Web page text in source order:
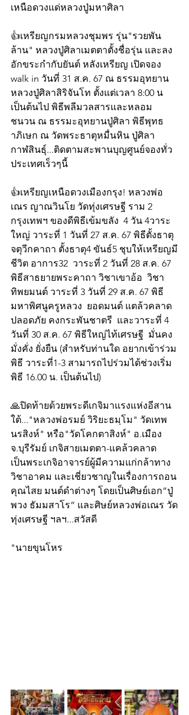
เหนือดวงแด่หลวงปู่มหาศิลา
👍เหรียญกรมหลวงชุมพร รุ่น"รวยพัน
ล้าน" หลวงปู่ศิลาเมตตาตั้งชื่อรุ่น และลง
อักขระกำกับยันต์ หลังเหรียญ เปิดจอง
walk in วันที่ 31 ส.ค. 67 ณ ธรรมอุทยาน
หลวงปู่ศิลาสิริจันโท ตั้งแต่เวลา 8:00 น
เป็นต้นไป พิธีพลีมวลสารและหลอม
ชนวน ณ ธรรมะอุทยานปู่ศิลา พิธีพุทธ
าภิเษก ณ วัดพระธาตุหมื่นหิน ปู่ศิลา
กาฬสินธุ์...ติดตามสะพานบุญศูนย์จองทั่ว
ประเทศเร็วๆนี้
👍เหรียญเหนือดวงเมืองกรุง! หลวงพ่อ
เณร ญาณวินโย วัดทุ่งเศรษฐี ราม 2
กรุงเทพฯ ของดีพิธีเข้มขลัง  4 วัน 4วาระ
ใหญ่ วาระที่ 1 วันที่ 27 ส.ค. 67 พิธีตั้งธาตุ
จตุวีกคาถา ตั้งธาตุ4 ขันธ์5 ชุบให้เหรียญมี
ชีวิต อาการ32  วาระที่ 2 วันที่ 28 ส.ค. 67
พิธีสาธยายพระคาถา วิชาเขาอ้อ  วิชา
ทิพยมนต์ วาระที่ 3 วันที่ 29 ส.ค. 67 พิธี
มหาพิศนูครูหลวง  ยอดมนต์ แตล้วคลาด
ปลอดภัย คงกระพันชาตรี  และวาระที่ 4
วันที่ 30 ส.ค. 67 พิธีใหญ่ไท้เศรษฐี  มั่นคง
มั่งคั่ง ยั่งยืน (สำหรับท่านใด อยากเข้าร่วม
พิธี วาระที่1-3 สามารถไปร่วมได้ช่วงเริ่ม
พิธี 16.00 น. เป็นต้นไป)
🙏ปิดท้ายด้วยพระดีเกจิมาแรงแห่งอีสาน
ใต้..."หลวงพ่อรมย์ วิริยะธมฺโม" วัดเทพ
นรสิงห์" หรือ"วัดโคกตาสิงห์" อ.เมือง
จ.บุรีรัมย์ เกจิสายเมตตา-แคล้วคลาด
เป็นพระเกจิอาจารย์ผู้มีความแก่กล้าทาง
วิชาอาคม และเชี่ยวชาญในเรื่องการถอน
คุณไสย มนต์ดำต่างๆ โดยเป็นศิษย์เอก”ปู่
พวง ธัมมสาโร” และศิษย์หลวงพ่อเณร วัด
ทุ่งเศรษฐี ฯลฯ...สวัสดี
"นายขุนโหร